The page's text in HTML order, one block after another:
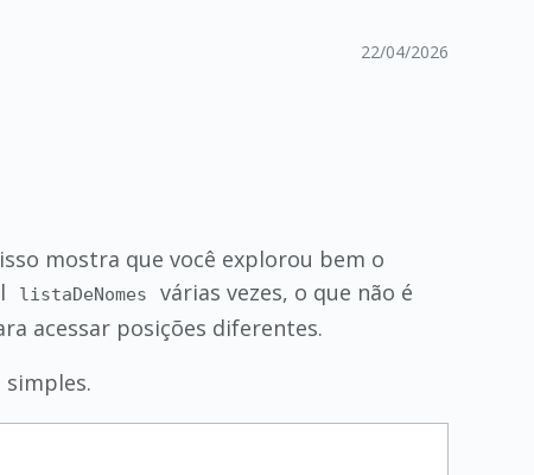
22/04/2026
mostra que você explorou bem o
listaDeNomes
várias vezes, o que não é
acessar posições diferentes.